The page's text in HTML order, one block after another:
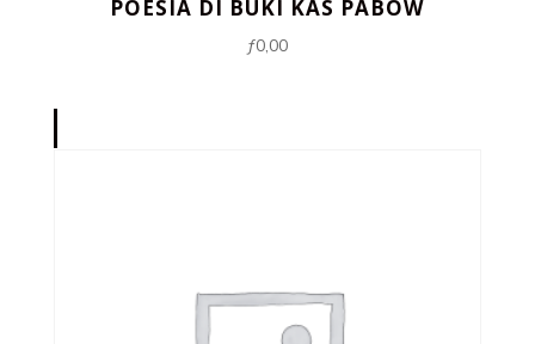
POESIA DI BUKI KAS PABOW
ƒ0,00